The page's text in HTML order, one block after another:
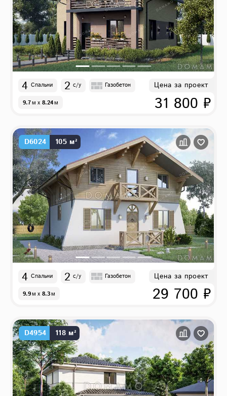
4 Спальни 2 с/у Газобетон
9.7м x 8.24м
Цена за проект
31 800 ₽
D6024 105 м²
4 Спальни 2 с/у Газобетон
9.9м x 8.3м
Цена за проект
29 700 ₽
D4954 118 м²